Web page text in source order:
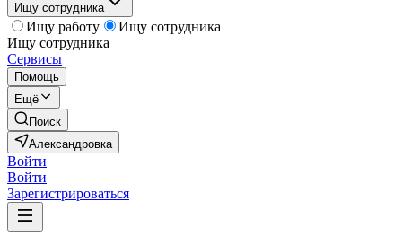
Ищу сотрудника
Ищу работу
Ищу сотрудника
Ищу сотрудника
Сервисы
Помощь
Ещё
Поиск
Александровка
Войти
Войти
Зарегистрироваться